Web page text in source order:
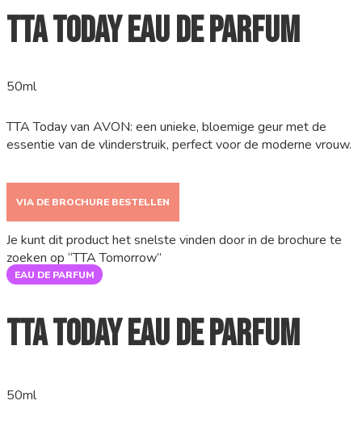
TTA Today Eau de Parfum
50ml
TTA Today van AVON: een unieke, bloemige geur met de
essentie van de vlinderstruik, perfect voor de moderne vrouw.
VIA DE BROCHURE BESTELLEN
Je kunt dit product het snelste vinden door in de brochure te
zoeken op “TTA Tomorrow”
EAU DE PARFUM
TTA Today Eau de Parfum
50ml